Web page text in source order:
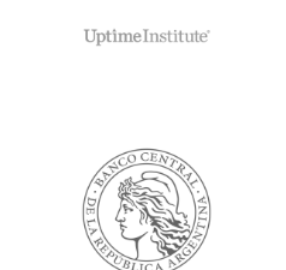
Item 3 of 5
Item 5 of 5